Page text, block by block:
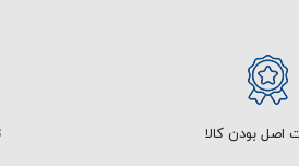
اصل بودن کالا